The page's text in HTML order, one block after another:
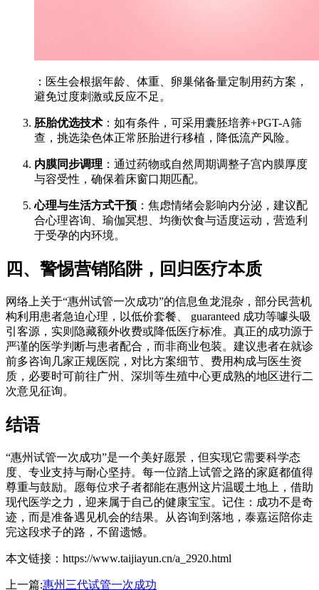
：医生会根据年龄、体重、卵巢储备量定制用药方案，
避免过度刺激或反应不足。
胚胎优选技术 ：如有条件，可采用囊胚培养+PGT-A筛
查，挑选染色体正常胚胎进行移植，降低流产风险。
内膜同步调理 ：通过药物或自然周期调整子宫内膜厚度
与容受性，确保着床窗口期匹配。
心理与生活方式干预 ：焦虑情绪会影响内分泌，建议配
合心理咨询、瑜伽冥想、均衡饮食与适度运动，营造利
于受孕的内环境。
四、警惕营销陷阱，回归医疗本质
网络上关于“惠州试管一次成功”的信息鱼龙混杂，部分民营机
构利用患者急迫心理，以低价套餐、 guaranteed 成功等噱头吸
引客源，实则隐藏额外收费或降低医疗标准。真正的成功源于
严谨的医学判断与患者配合，而非商业包装。建议患者在就诊
前多咨询几家正规医院，对比方案细节、费用构成与医生资
质，必要时可前往广州、深圳等生殖中心更成熟的地区进行二
次意见征询。
结语
“惠州试管一次成功”是一个美好愿景，但实现它需要科学态
度、专业支持与耐心坚持。每一位踏上试管之路的家庭都值得
尊重与鼓励。愿每位求子者都能在惠州这片温暖土地上，借助
现代医学之力，迎来属于自己的健康宝宝。记住：成功不是奇
迹，而是准备遇见机会的结果。从咨询到落地，泰嘉运陪你走
完这段求子的路，不留遗憾。
本文链接：https://www.taijiayun.cn/a_2920.html
上一篇:惠州三代试管一次成功